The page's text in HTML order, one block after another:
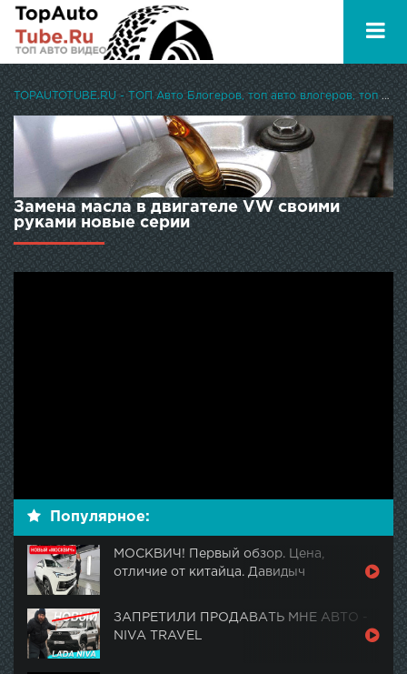
TOPAUTOTUBE.RU - ТОП Авто Блогеров, топ авто влогеров, топ авто ютуберов
Замена масла в двигателе VW своими
руками новые серии
Популярное:
МОСКВИЧ! Первый обзор. Цена,
отличие от китайца. Давидыч
ЗАПРЕТИЛИ ПРОДАВАТЬ МНЕ АВТО -
NIVA TRAVEL